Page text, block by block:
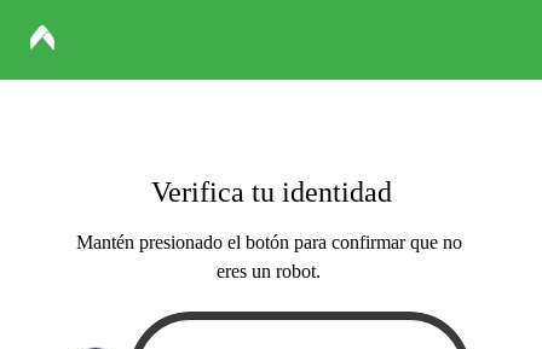
Verifica tu identidad
Mantén presionado el botón para confirmar que no
eres un robot.